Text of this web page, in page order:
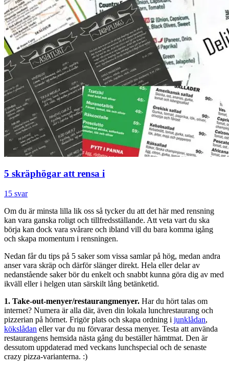
5 skräphögar att rensa i
15 svar
Om du är minsta lilla lik oss så tycker du att det här med rensning
kan vara ganska roligt och tillfredsställande. Att veta vart du ska
börja kan dock vara svårare och ibland vill du bara komma igång
och skapa momentum i rensningen.
Nedan får du tips på 5 saker som vissa samlar på hög, medan andra
anser vara skräp och därför slänger direkt. Hela eller delar av
nedanstående saker bör du enkelt och snabbt kunna göra dig av med
ikväll eller i helgen utan särskilt lång betänketid.
1. Take-out-menyer/restaurangmenyer. Har du hört talas om
internet? Numera är alla där, även din lokala lunchrestaurang och
pizzerian på hörnet. Frigör plats och skapa ordning i junklådan,
kökslådan eller var du nu förvarar dessa menyer. Testa att använda
restaurangens hemsida nästa gång du beställer hämtmat. Den är
dessutom uppdaterad med veckans lunchspecial och de senaste
crazy pizza-varianterna. :)